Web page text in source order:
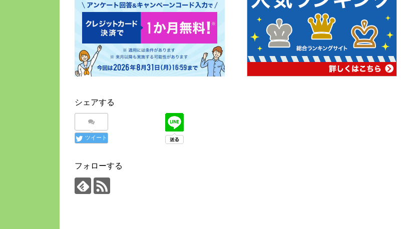
シェアする
ツイート
フォローする